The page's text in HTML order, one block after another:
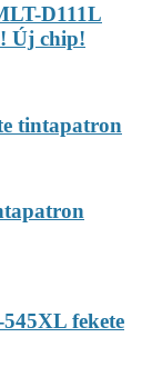
D111L
Új chip!
tintapatron
fekete